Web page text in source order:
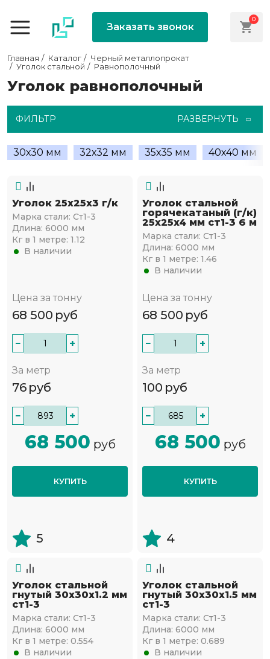
Заказать звонок
0
Главная Каталог
Черный металлопрокат
Уголок стальной
Равнополочный
Уголок равнополочный
ФИЛЬТР РАЗВЕРНУТЬ
30х30 мм 32х32 мм 35х35 мм 40х40 мм
Уголок 25х25х3 г/к
Марка стали: Ст1-3
Длина: 6000 мм
Кг в 1 метре: 1.12
В наличии
Цена за тонну
68 500 руб
− +
За метр
76 руб
− +
68 500 руб
КУПИТЬ
5
Уголок стальной
горячекатаный (г/к)
25х25x4 мм ст1-3 6 м
Марка стали: Ст1-3
Длина: 6000 мм
Кг в 1 метре: 1.46
В наличии
Цена за тонну
68 500 руб
− +
За метр
100 руб
− +
68 500 руб
КУПИТЬ
4
Уголок стальной
гнутый 30х30x1.2 мм
ст1-3
Марка стали: Ст1-3
Длина: 6000 мм
Кг в 1 метре: 0.554
В наличии
Уголок стальной
гнутый 30х30x1.5 мм
ст1-3
Марка стали: Ст1-3
Длина: 6000 мм
Кг в 1 метре: 0.689
В наличии